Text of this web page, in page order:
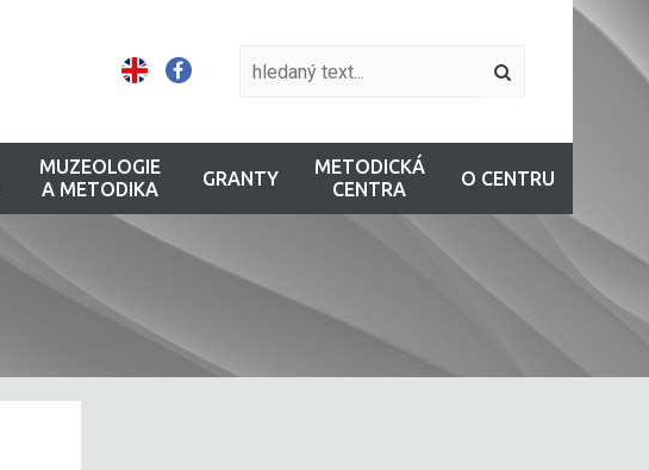
MUZEOLOGIE
A METODIKA
GRANTY
METODICKÁ
CENTRA
O CENTRU